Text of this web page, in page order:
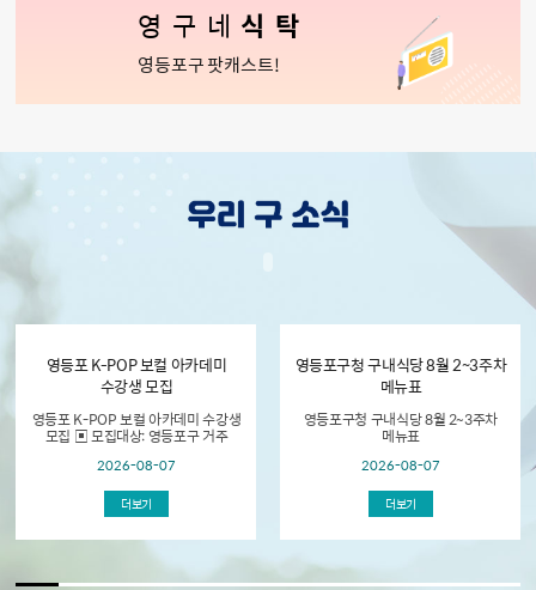
영구네 식탁
영등포구 팟캐스트!
영등포 K-POP 보컬 아카데미
수강생 모집
영등포 K-POP 보컬 아카데미 수강생
모집 ▣ 모집대상: 영등포구 거주
8. 18.(화) 09:00 ~ 선착순 접수 ▣
교육개...
2026-08-07
더보기
영등포구청 구내식당 8월 2~3주차
메뉴표
영등포구청 구내식당 8월 2~3주차
메뉴표
2026-08-07
더보기